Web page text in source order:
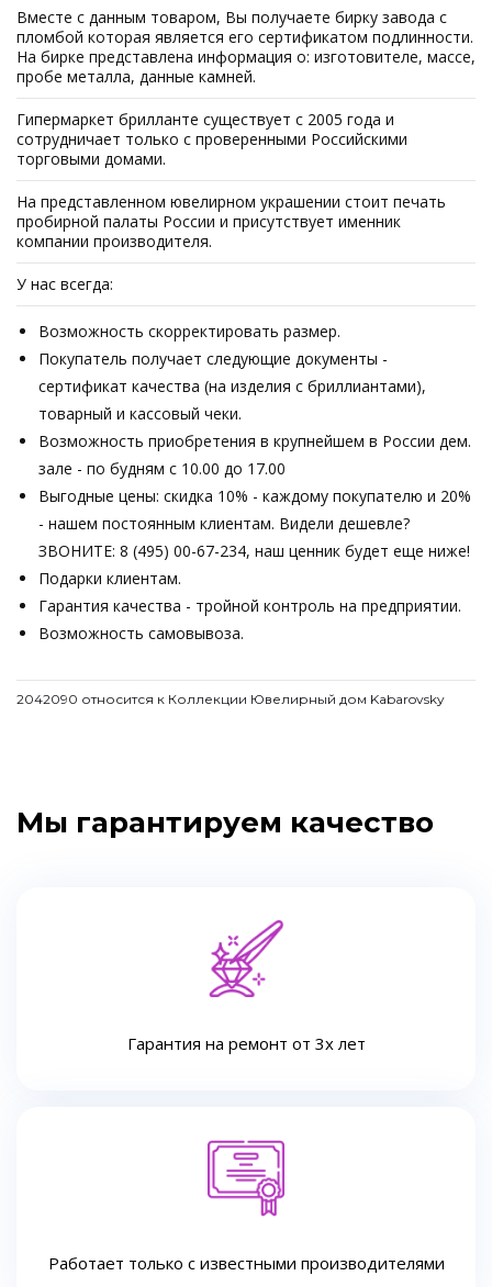
Вместе с данным товаром, Вы получаете бирку завода с
пломбой которая является его сертификатом подлинности.
На бирке представлена информация о: изготовителе, массе,
пробе металла, данные камней.
Гипермаркет брилланте существует с 2005 года и
сотрудничает только с проверенными Российскими
торговыми домами.
На представленном ювелирном украшении стоит печать
пробирной палаты России и присутствует именник
компании производителя.
У нас всегда:
Возможность скорректировать размер.
Покупатель получает следующие документы -
сертификат качества (на изделия с бриллиантами),
товарный и кассовый чеки.
Возможность приобретения в крупнейшем в России дем.
зале - по будням с 10.00 до 17.00
Выгодные цены: скидка 10% - каждому покупателю и 20%
- нашем постоянным клиентам. Видели дешевле?
ЗВОНИТЕ: 8 (495) 00-67-234, наш ценник будет еще ниже!
Подарки клиентам.
Гарантия качества - тройной контроль на предприятии.
Возможность самовывоза.
2042090 относится к Коллекции Ювелирный дом Kabarovsky
Мы гарантируем качество
Гарантия на ремонт от 3х лет
Работает только с известными производителями